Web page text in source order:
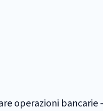
operazioni bancarie